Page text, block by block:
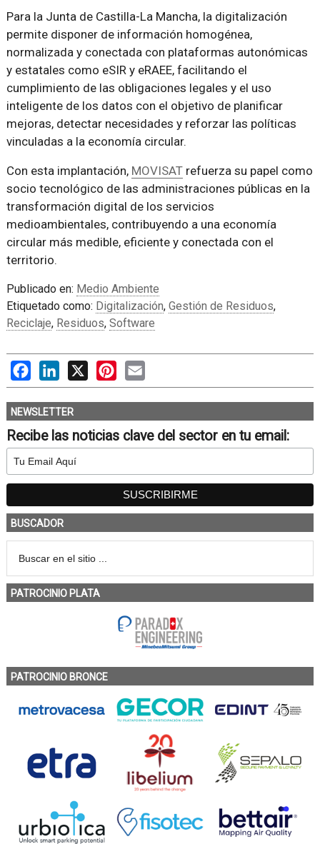
Para la Junta de Castilla-La Mancha, la digitalización
permite disponer de información homogénea,
normalizada y conectada con plataformas autonómicas
y estatales como eSIR y eRAEE, facilitando el
cumplimiento de las obligaciones legales y el uso
inteligente de los datos con el objetivo de planificar
mejoras, detectar necesidades y reforzar las políticas
vinculadas a la economía circular.
Con esta implantación, MOVISATrefuerza su papel como
socio tecnológico de las administraciones públicas en la
transformación digital de los servicios
medioambientales, contribuyendo a una economía
circular más medible, eficiente y conectada con el
territorio.
Publicado en: Medio Ambiente
Etiquetado como: Digitalización, Gestión de Residuos,
Reciclaje, Residuos, Software
FacebookLinkedIn Pinterest
NEWSLETTER
Recibe las noticias clave del sector en tu email:
BUSCADOR
PATROCINIO PLATA
PATROCINIO BRONCE